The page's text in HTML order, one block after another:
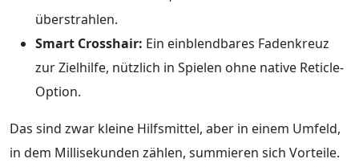
überstrahlen.
Smart Crosshair: Ein einblendbares Fadenkreuz
zur Zielhilfe, nützlich in Spielen ohne native Reticle-
Option.
Das sind zwar kleine Hilfsmittel, aber in einem Umfeld,
in dem Millisekunden zählen, summieren sich Vorteile.